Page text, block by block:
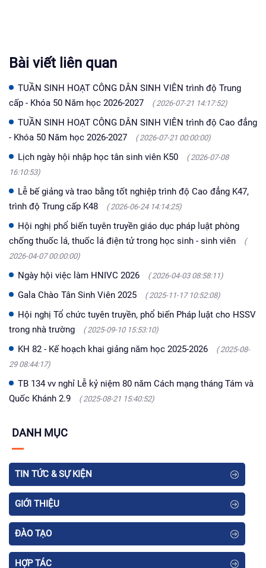
Bài viết liên quan
TUẦN SINH HOẠT CÔNG DÂN SINH VIÊN trình độ Trung
cấp - Khóa 50 Năm học 2026-2027
( 2026-07-21 14:17:52)
TUẦN SINH HOẠT CÔNG DÂN SINH VIÊN trình độ Cao đẳng
- Khóa 50 Năm học 2026-2027
( 2026-07-21 00:00:00)
Lịch ngày hội nhập học tân sinh viên K50
( 2026-07-08
16:10:53)
Lễ bế giảng và trao bằng tốt nghiệp trình độ Cao đẳng K47,
trình độ Trung cấp K48
( 2026-06-24 14:14:25)
Hội nghị phổ biến tuyên truyền giáo dục pháp luật phòng
chống thuốc lá, thuốc lá điện tử trong học sinh - sinh viên
(
2026-04-07 00:00:00)
Ngày hội việc làm HNIVC 2026 ( 2026-04-03 08:58:11)
Gala Chào Tân Sinh Viên 2025 ( 2025-11-17 10:52:08)
Hội nghị Tổ chức tuyên truyền, phổ biến Pháp luật cho HSSV
trong nhà trường
( 2025-09-10 15:53:10)
KH 82 - Kế hoạch khai giảng năm học 2025-2026
( 2025-08-
29 08:44:17)
TB 134 vv nghỉ Lễ kỷ niệm 80 năm Cách mạng tháng Tám và
Quốc Khánh 2.9
( 2025-08-21 15:40:52)
DANH MỤC
TIN TỨC & SỰ KIỆN
GIỚI THIỆU
ĐÀO TẠO
HỢP TÁC